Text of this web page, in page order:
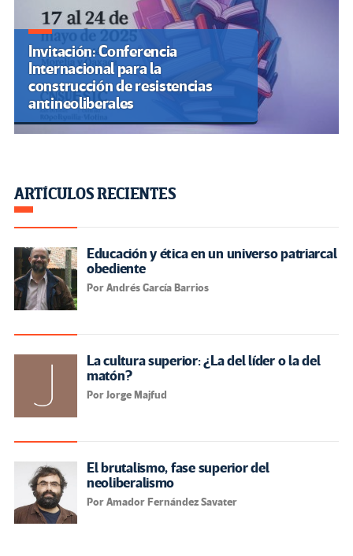
Invitación: Conferencia
Internacional para la
construcción de resistencias
antineoliberales
ARTÍCULOS RECIENTES
Educación y ética en un universo patriarcal
obediente
Por Andrés García Barrios
La cultura superior: ¿La del líder o la del
matón?
Por Jorge Majfud
El brutalismo, fase superior del
neoliberalismo
Por Amador Fernández Savater